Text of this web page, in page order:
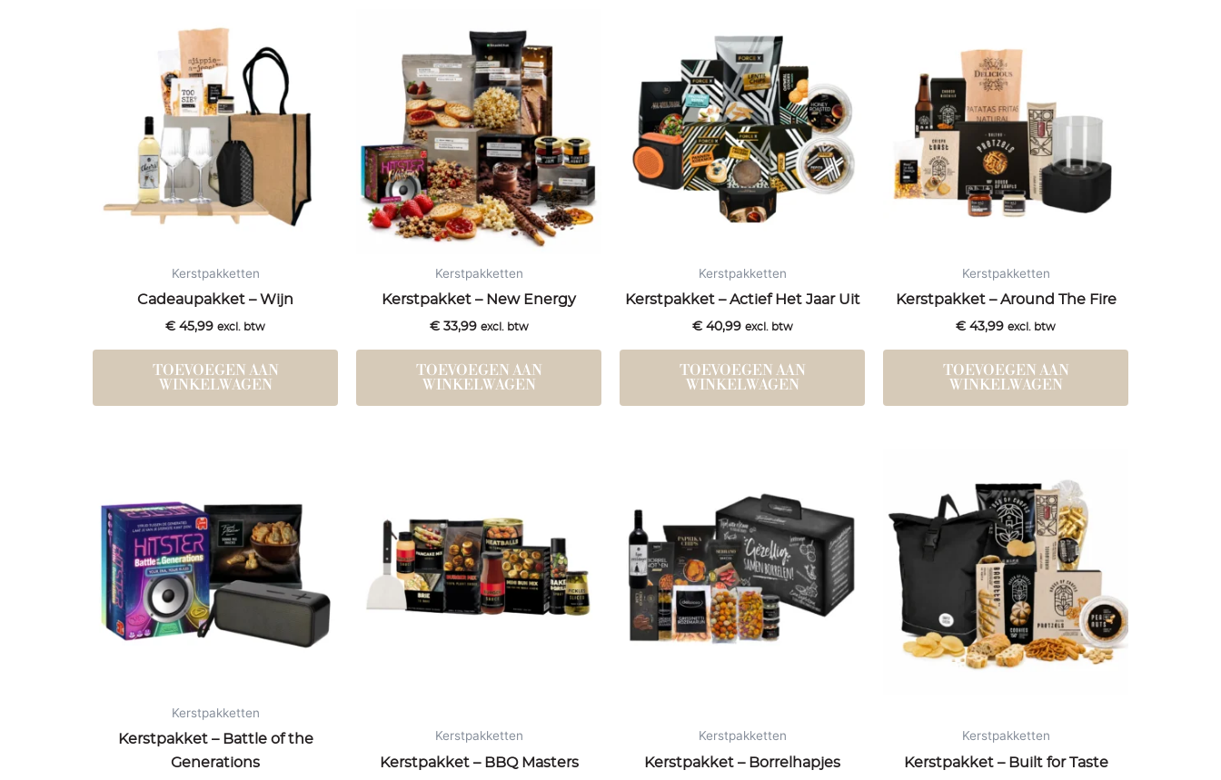
Kerstpakketten
Cadeaupakket – Wijn
€45,99 excl. btw
TOEVOEGEN AAN
WINKELWAGEN
Kerstpakketten
Kerstpakket – New Energy
€33,99 excl. btw
TOEVOEGEN AAN
WINKELWAGEN
Kerstpakketten
Kerstpakket – Actief Het Jaar Uit
€40,99 excl. btw
TOEVOEGEN AAN
WINKELWAGEN
Kerstpakketten
Kerstpakket – Around The Fire
€43,99 excl. btw
TOEVOEGEN AAN
WINKELWAGEN
Kerstpakketten
Kerstpakket – Battle of the
Generations
Kerstpakketten
Kerstpakket – BBQ Masters
Kerstpakketten
Kerstpakket – Borrelhapjes
Kerstpakketten
Kerstpakket – Built for Taste